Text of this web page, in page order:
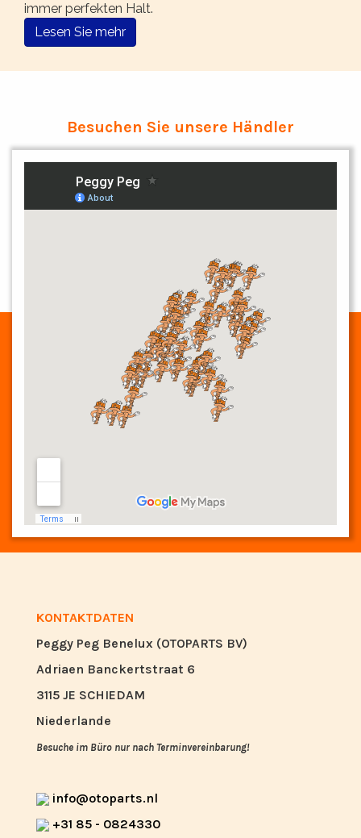
immer perfekten Halt.
Lesen Sie mehr
Besuchen Sie unsere Händler
KONTAKTDATEN
Peggy Peg Benelux (OTOPARTS BV)
Adriaen Banckertstraat 6
3115 JE SCHIEDAM
Niederlande
Besuche im Büro nur nach Terminvereinbarung!
info@otoparts.nl
+31 85 - 0824330